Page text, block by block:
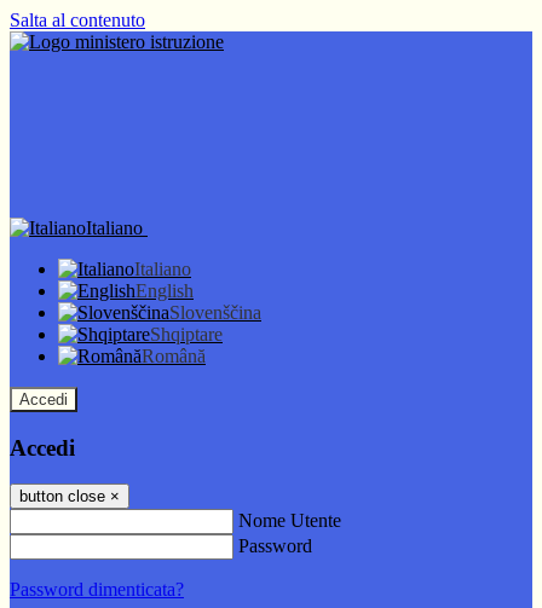
Salta al contenuto
Italiano
Italiano
English
Slovenščina
Shqiptare
Română
Accedi
Accedi
button close ×
Nome Utente
Password
Password dimenticata?